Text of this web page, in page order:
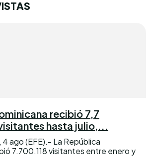
recibió 7,7
hasta julio,...
ago (EFE).- La República
7.700.118 visitantes entre enero y